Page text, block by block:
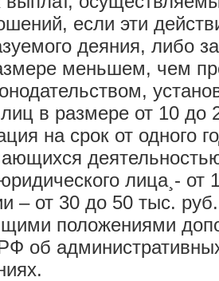
если эти
деяния, либо
меньшем, чем
в размере от 10 до
на срок от одного
лица¸- от
– от 30 до 50 тыс. руб.
положениями
об